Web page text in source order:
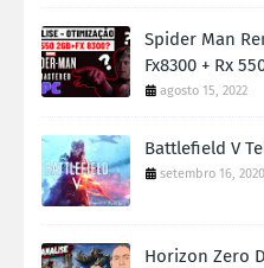
Spider Man
Fx8300 + Rx
agosto 15, 2022
Battlefield V
setembro 16, 2020
Horizon Zero